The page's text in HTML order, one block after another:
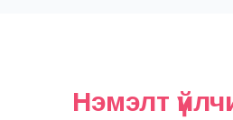
Нэмэлт